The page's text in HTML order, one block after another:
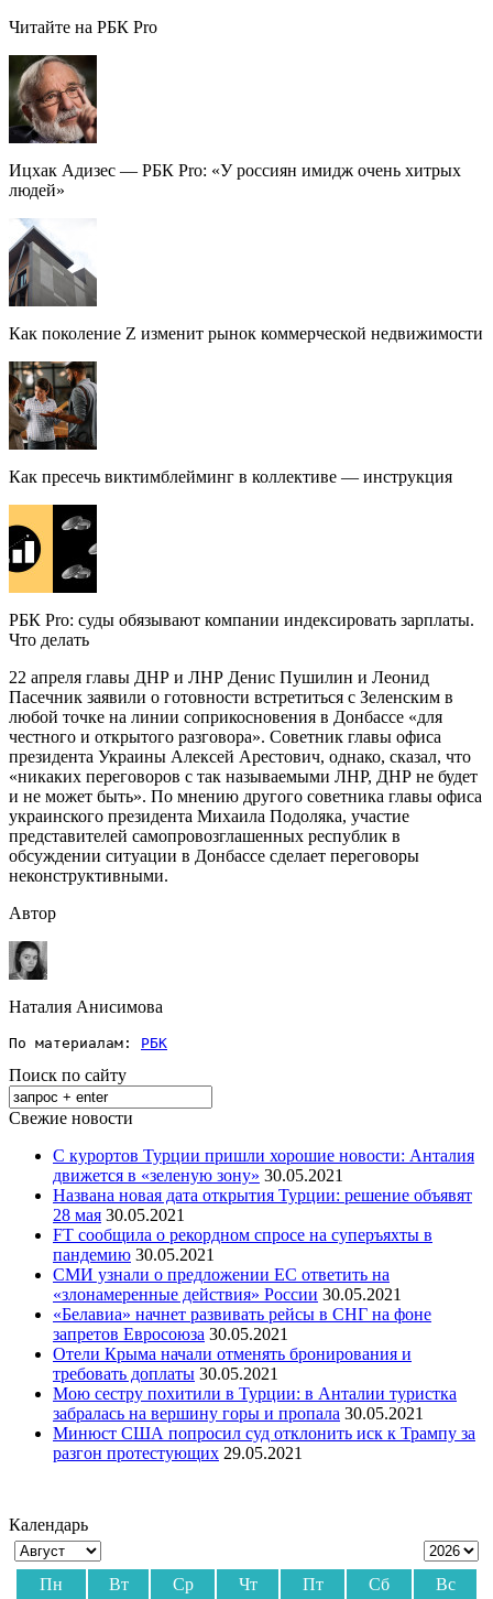
Читайте на РБК Pro
Ицхак Адизес — РБК Pro: «У россиян имидж очень хитрых
людей»
Как поколение Z изменит рынок коммерческой недвижимости
Как пресечь виктимблейминг в коллективе — инструкция
РБК Pro: суды обязывают компании индексировать зарплаты.
Что делать
22 апреля главы ДНР и ЛНР Денис Пушилин и Леонид
Пасечник заявили о готовности встретиться с Зеленским в
любой точке на линии соприкосновения в Донбассе «для
честного и открытого разговора». Советник главы офиса
президента Украины Алексей Арестович, однако, сказал, что
«никаких переговоров с так называемыми ЛНР, ДНР не будет
и не может быть». По мнению другого советника главы офиса
украинского президента Михаила Подоляка, участие
представителей самопровозглашенных республик в
обсуждении ситуации в Донбассе сделает переговоры
неконструктивными.
Автор
Наталия Анисимова
По материалам: РБК
Поиск по сайту
Свежие новости
С курортов Турции пришли хорошие новости: Анталия
движется в «зеленую зону» 30.05.2021
Названа новая дата открытия Турции: решение объявят
28 мая 30.05.2021
FT сообщила о рекордном спросе на суперъяхты в
пандемию 30.05.2021
СМИ узнали о предложении ЕС ответить на
«злонамеренные действия» России 30.05.2021
«Белавиа» начнет развивать рейсы в СНГ на фоне
запретов Евросоюза 30.05.2021
Отели Крыма начали отменять бронирования и
требовать доплаты 30.05.2021
Мою сестру похитили в Турции: в Анталии туристка
забралась на вершину горы и пропала 30.05.2021
Минюст США попросил суд отклонить иск к Трампу за
разгон протестующих 29.05.2021
Календарь
Пн Вт Ср Чт Пт Сб
Вс